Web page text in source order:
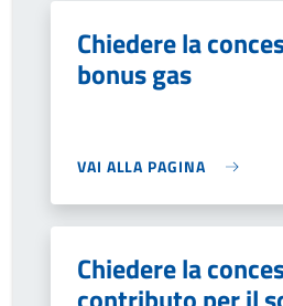
Chiedere la
bonus gas
VAI ALLA PAGINA
Chiedere la